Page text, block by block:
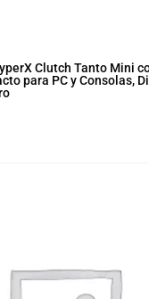
Clutch Tanto Mini
para PC y Consolas,